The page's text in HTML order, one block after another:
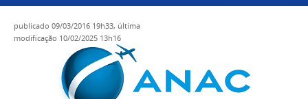
publicado 09/03/2016 19h33, última
modificação 10/02/2025 13h16